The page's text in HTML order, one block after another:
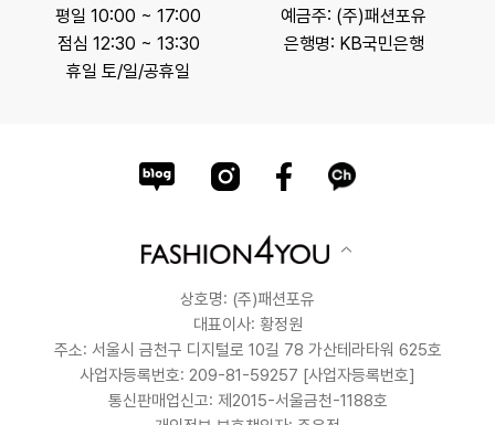
평일 10:00 ~ 17:00
점심 12:30 ~ 13:30
휴일 토/일/공휴일
예금주: (주)패션포유
은행명: KB국민은행
상호명: (주)패션포유
대표이사: 황정원
주소: 서울시 금천구 디지털로 10길 78 가산테라타워 625호
사업자등록번호: 209-81-59257 [사업자등록번호]
통신판매업신고: 제2015-서울금천-1188호